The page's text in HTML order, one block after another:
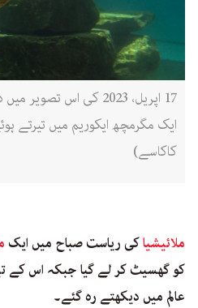
17 اپریل، 2023 کی اس
ایک مگرمچھ ایکوریم میں تیرتے
کاکاسے)
ملائیشیاکی ریاست صباح میں ایک
کو گھسیٹ کر لے گیا جبکہ اس
عالم میں دیکھتے رہ گئے۔